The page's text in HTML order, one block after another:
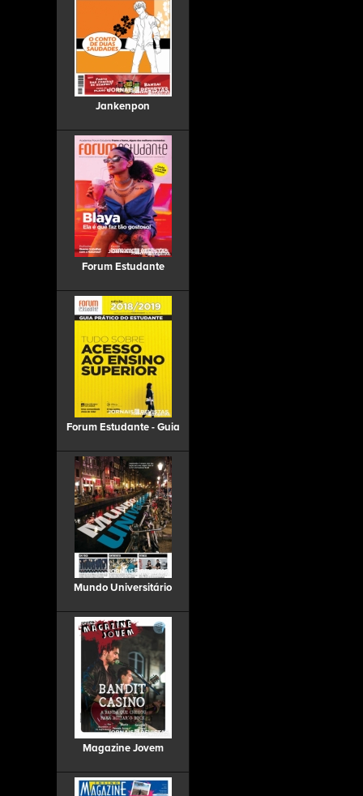
Jankenpon
Forum Estudante
Forum Estudante - Guia
Mundo Universitário
Magazine Jovem